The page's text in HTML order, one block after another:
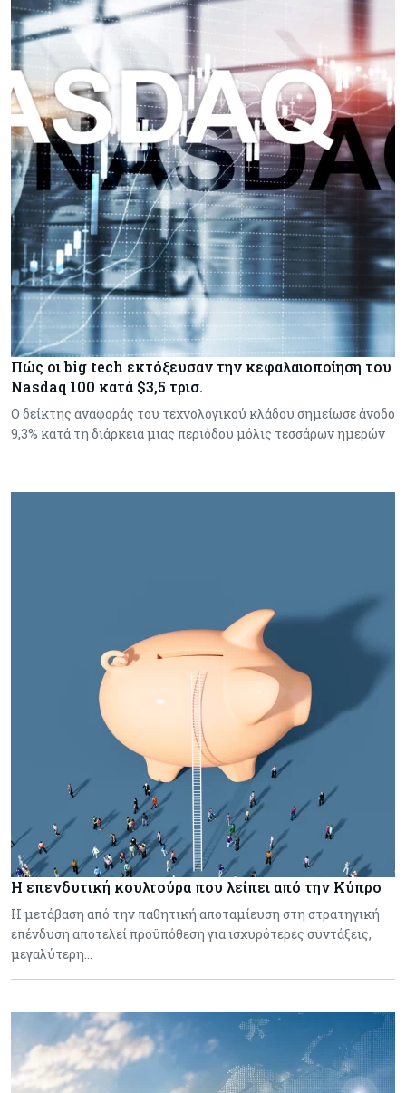
Πώς οι big tech εκτόξευσαν την κεφαλαιοποίηση του
Nasdaq 100 κατά $3,5 τρισ.
Ο δείκτης αναφοράς του τεχνολογικού κλάδου σημείωσε άνοδο
9,3% κατά τη διάρκεια μιας περιόδου μόλις τεσσάρων ημερών
Η επενδυτική κουλτούρα που λείπει από την Κύπρο
Η μετάβαση από την παθητική αποταμίευση στη στρατηγική
επένδυση αποτελεί προϋπόθεση για ισχυρότερες συντάξεις,
μεγαλύτερη…